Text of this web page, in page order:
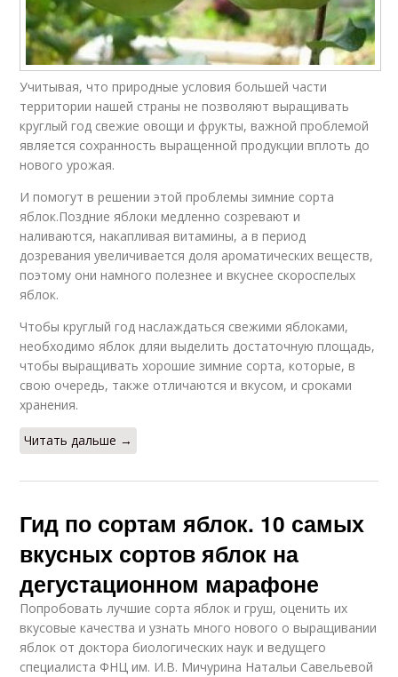
Учитывая, что природные условия большей части
территории нашей страны не позволяют выращивать
круглый год свежие овощи и фрукты, важной проблемой
является сохранность выращенной продукции вплоть до
нового урожая.
И помогут в решении этой проблемы зимние сорта
яблок.Поздние яблоки медленно созревают и
наливаются, накапливая витамины, а в период
дозревания увеличивается доля ароматических веществ,
поэтому они намного полезнее и вкуснее скороспелых
яблок.
Чтобы круглый год наслаждаться свежими яблоками,
необходимо яблок дляи выделить достаточную площадь,
чтобы выращивать хорошие зимние сорта, которые, в
свою очередь, также отличаются и вкусом, и сроками
хранения.
Читать дальше →
Гид по сортам яблок. 10 самых
вкусных сортов яблок на
дегустационном марафоне
Попробовать лучшие сорта яблок и груш, оценить их
вкусовые качества и узнать много нового о выращивании
яблок от доктора биологических наук и ведущего
специалиста ФНЦ им. И.В. Мичурина Натальи Савельевой